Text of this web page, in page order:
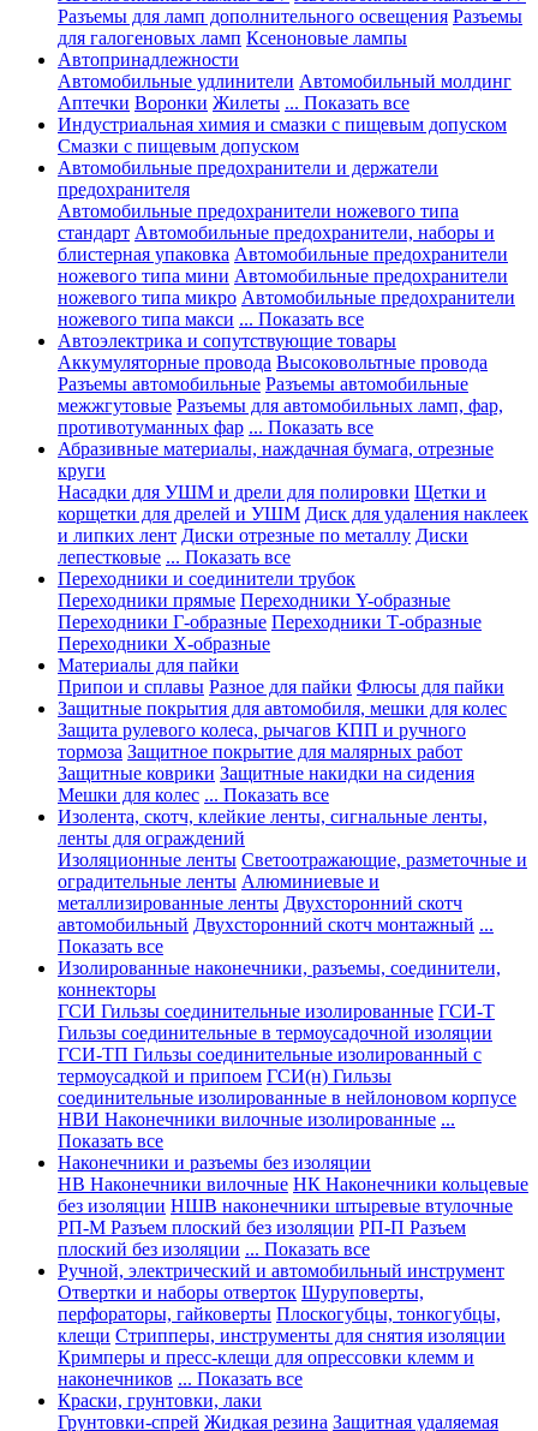
Разъемы для ламп дополнительного освещения Разъемы
для галогеновых ламп Ксеноновые лампы
Автопринадлежности
Автомобильные удлинители Автомобильный молдинг
Аптечки Воронки Жилеты ... Показать все
Индустриальная химия и смазки с пищевым допуском
Смазки с пищевым допуском
Автомобильные предохранители и держатели
предохранителя
Автомобильные предохранители ножевого типа
стандарт Автомобильные предохранители, наборы и
блистерная упаковка Автомобильные предохранители
ножевого типа мини Автомобильные предохранители
ножевого типа микро Автомобильные предохранители
ножевого типа макси ... Показать все
Автоэлектрика и сопутствующие товары
Аккумуляторные провода Высоковольтные провода
Разъемы автомобильные Разъемы автомобильные
межжгутовые Разъемы для автомобильных ламп, фар,
противотуманных фар ... Показать все
Абразивные материалы, наждачная бумага, отрезные
круги
Насадки для УШМ и дрели для полировки Щетки и
корщетки для дрелей и УШМ Диск для удаления наклеек
и липких лент Диски отрезные по металлу Диски
лепестковые ... Показать все
Переходники и соединители трубок
Переходники прямые Переходники Y-образные
Переходники Г-образные Переходники Т-образные
Переходники Х-образные
Материалы для пайки
Припои и сплавы Разное для пайки Флюсы для пайки
Защитные покрытия для автомобиля, мешки для колес
Защита рулевого колеса, рычагов КПП и ручного
тормоза Защитное покрытие для малярных работ
Защитные коврики Защитные накидки на сидения
Мешки для колес ... Показать все
Изолента, скотч, клейкие ленты, сигнальные ленты,
ленты для ограждений
Изоляционные ленты Светоотражающие, разметочные и
оградительные ленты Алюминиевые и
металлизированные ленты Двухсторонний скотч
автомобильный Двухсторонний скотч монтажный ...
Показать все
Изолированные наконечники, разъемы, соединители,
коннекторы
ГСИ Гильзы соединительные изолированные ГСИ-Т
Гильзы соединительные в термоусадочной изоляции
ГСИ-ТП Гильзы соединительные изолированный с
термоусадкой и припоем ГСИ(н) Гильзы
соединительные изолированные в нейлоновом корпусе
НВИ Наконечники вилочные изолированные ...
Показать все
Наконечники и разъемы без изоляции
НВ Наконечники вилочные НК Наконечники кольцевые
без изоляции НШВ наконечники штыревые втулочные
РП-М Разъем плоский без изоляции РП-П Разъем
плоский без изоляции ... Показать все
Ручной, электрический и автомобильный инструмент
Отвертки и наборы отверток Шуруповерты,
перфораторы, гайковерты Плоскогубцы, тонкогубцы,
клещи Стрипперы, инструменты для снятия изоляции
Кримперы и пресс-клещи для опрессовки клемм и
наконечников ... Показать все
Краски, грунтовки, лаки
Грунтовки-спрей Жидкая резина Защитная удаляемая